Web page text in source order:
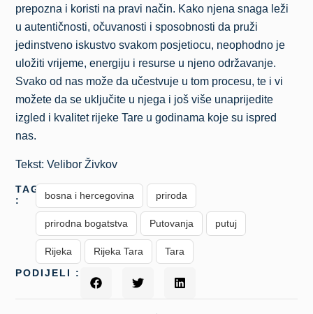
prepozna i koristi na pravi način. Kako njena snaga leži
u autentičnosti, očuvanosti i sposobnosti da pruži
jedinstveno iskustvo svakom posjetiocu, neophodno je
uložiti vrijeme, energiju i resurse u njeno održavanje.
Svako od nas može da učestvuje u tom procesu, te i vi
možete da se uključite u njega i još više unaprijedite
izgled i kvalitet rijeke Tare u godinama koje su ispred
nas.
Tekst: Velibor Živkov
TAGS
:
bosna i hercegovina priroda
prirodna bogatstva Putovanja putuj
Rijeka Rijeka Tara
Tara
PODIJELI :